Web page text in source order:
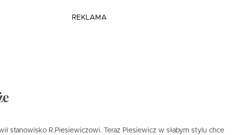
REKLAMA
stanowisko R.Piesiewiczowi. Teraz Piesiewicz w słabym stylu chce